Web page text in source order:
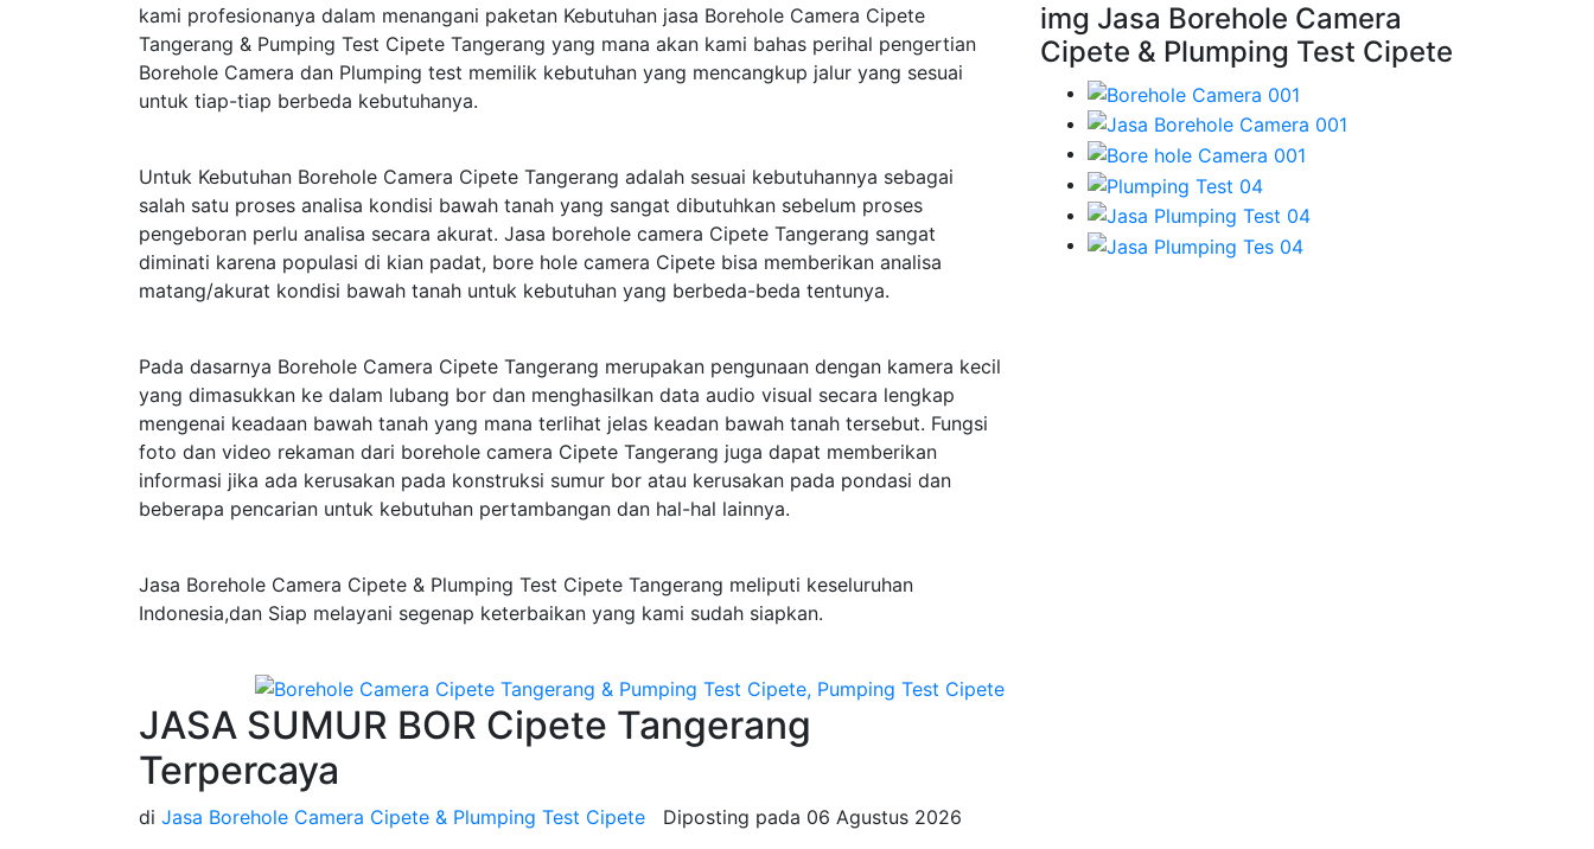
kami profesionanya dalam menangani paketan Kebutuhan jasa Borehole Camera Cipete
Tangerang & Pumping Test Cipete Tangerang yang mana akan kami bahas perihal pengertian
Borehole Camera dan Plumping test memilik kebutuhan yang mencangkup jalur yang sesuai
untuk tiap-tiap berbeda kebutuhanya.
Untuk Kebutuhan Borehole Camera Cipete Tangerang adalah sesuai kebutuhannya sebagai
salah satu proses analisa kondisi bawah tanah yang sangat dibutuhkan sebelum proses
pengeboran perlu analisa secara akurat. Jasa borehole camera Cipete Tangerang sangat
diminati karena populasi di kian padat, bore hole camera Cipete bisa memberikan analisa
matang/akurat kondisi bawah tanah untuk kebutuhan yang berbeda-beda tentunya.
Pada dasarnya Borehole Camera Cipete Tangerang merupakan pengunaan dengan kamera kecil
yang dimasukkan ke dalam lubang bor dan menghasilkan data audio visual secara lengkap
mengenai keadaan bawah tanah yang mana terlihat jelas keadan bawah tanah tersebut. Fungsi
foto dan video rekaman dari borehole camera Cipete Tangerang juga dapat memberikan
informasi jika ada kerusakan pada konstruksi sumur bor atau kerusakan pada pondasi dan
beberapa pencarian untuk kebutuhan pertambangan dan hal-hal lainnya.
Jasa Borehole Camera Cipete & Plumping Test Cipete Tangerang meliputi keseluruhan
Indonesia,dan Siap melayani segenap keterbaikan yang kami sudah siapkan.
JASA SUMUR BOR Cipete Tangerang
Terpercaya
di Jasa Borehole Camera Cipete & Plumping Test Cipete Diposting pada 06 Agustus 2026
img Jasa Borehole Camera
Cipete & Plumping Test Cipete